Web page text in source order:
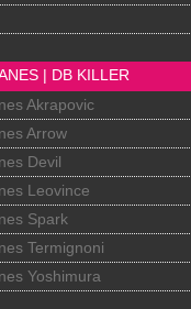
| DB KILLER
Akrapovic
Arrow
Devil
Leovince
Spark
Termignoni
Yoshimura